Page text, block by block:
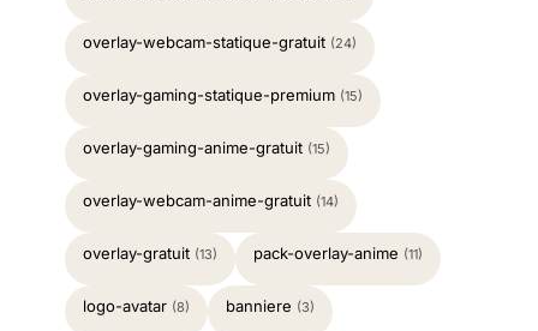
overlay-webcam-statique-gratuit (24)
overlay-gaming-statique-premium (15)
overlay-gaming-anime-gratuit (15)
overlay-webcam-anime-gratuit (14)
overlay-gratuit (13) pack-overlay-anime (11)
logo-avatar (8) banniere (3)